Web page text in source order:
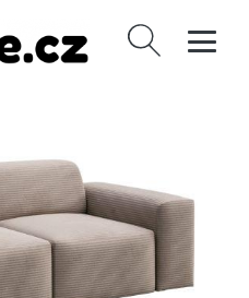
Vyhledávání